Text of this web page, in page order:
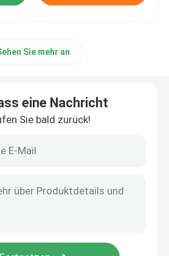
Sie mehr an
eine Nachricht
Sie bald zurück!